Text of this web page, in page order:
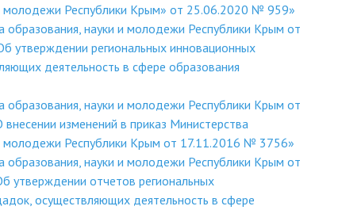
молодежи Республики Крым» от 25.06.2020 № 959»
образования, науки и молодежи Республики Крым от
утверждении региональных инновационных
деятельность в сфере образования
образования, науки и молодежи Республики Крым от
изменений в приказ Министерства
молодежи Республики Крым от 17.11.2016 № 3756»
образования, науки и молодежи Республики Крым от
утверждении отчетов региональных
осуществляющих деятельность в сфере